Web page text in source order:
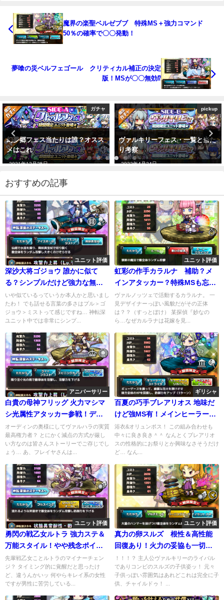
魔界の楽聖ベルゼブブ 特殊MS＋強力コマンド
50％の確率で〇〇発動！
夢喰の災ベルフェゴール クリティカル補正の決定
版！MSが〇〇無効⁉
ガチャ
幻夢郷フェス当たりは誰？オスス
メはこれ
2021年12月25日
pickup
ヴァルキリーフェス・一覧と当た
り考察
2022年4月24日
おすすめの記事
ユニット評価
深沙大将ゴジョウ 誰かに似て
る？シンプルだけど強力な無口
少女参戦！
いや似ているっていうか本人かと思いまし
たわ！ でも話せる言葉の多さはプル＞ゴ
ジョウ＞ミストって感じですね… 神転深
ユニット中では非常にシンプ...
ユニット評価
虹彩の作手カラルナ 補助？メ
インアタッカー？特殊MSも忘れ
ずに！
ヴァルノッツェで活動するカラルナ。 一
見デザイナーっぽい風貌だがその正体
は？？（すっとぼけ） 某探偵『妙なの
ら…なぜカルラナは花嫁を見...
アニバーサリー
白貴の母神フリッグ 火力マシマ
シ光属性アタッカー参戦！デバ
フで火力補助も〇
オーディンの奥様にしてヴァルハラの実質
最高権力者？ とにかく減点の方式が厳し
い方なのは皆さんストーリーでご存じでし
ょう… あ、フレイヤさんは...
ギリシャ
百夏の巧手ブレアリオス 地味だ
けど強MS有！メインヒーラーと
しての実力も⚪︎
浴衣&オリュンポス！ この組み合わせも
中々に良き良き＾＾ なんとくブレアリオ
スの性格的にお祭りとか興味なさそうだけ
ど… なん...
ユニット評価
勇閃の戦乙女ルトラ 強力ステ＆
万能スタイル！やや残念ポイン
トは…
先輩戦乙女ことルトラのマイナーチェン
ジ？ タイミング的に覚醒だと思ったけ
ど、違うんかいッ 何やらキレイ系の女性
ですが男性に苦労している...
ユニット評価
真力の卵スルズ 根性＆高性能
回復あり！火力の妥協も一切な
し！！！？ 主人公ヴァルキリーのライバル
でありコンビのスルズの子供姿ッ！ 元々
子供っぽい雰囲気はあれどこれは完全に子
供、チャイルドゥ！ ...